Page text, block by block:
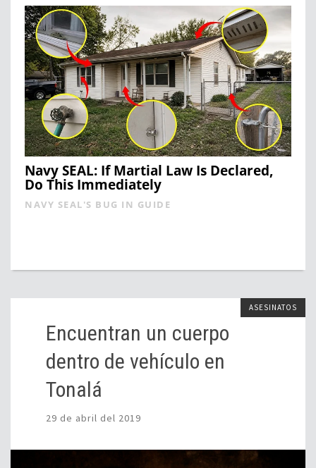
Navy SEAL: If Martial Law Is Declared,
Do This Immediately
NAVY SEAL'S BUG IN GUIDE
ASESINATOS
Encuentran un cuerpo
dentro de vehículo en
Tonalá
29 de abril del 2019